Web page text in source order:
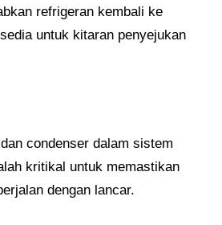
refrigeran kembali ke
untuk kitaran penyejukan
condenser dalam sistem
kritikal untuk memastikan
dengan lancar.